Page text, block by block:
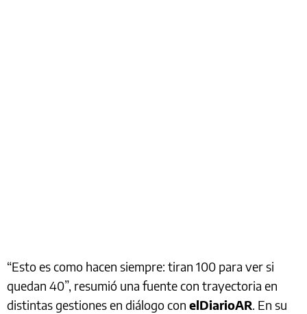
“Esto es como hacen siempre: tiran 100 para ver si
quedan 40”, resumió una fuente con trayectoria en
distintas gestiones en diálogo con elDiarioAR. En su